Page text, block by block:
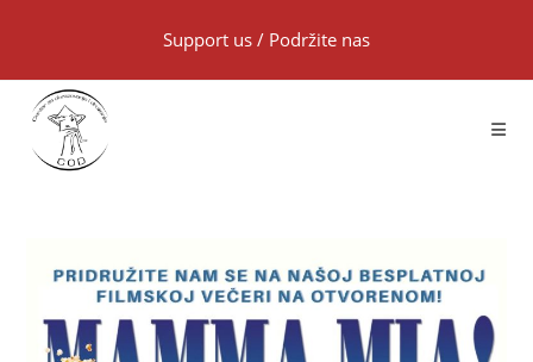
Support us / Podržite nas